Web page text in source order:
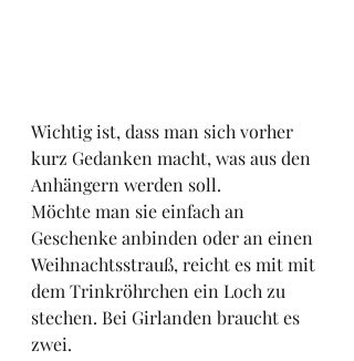
Wichtig ist, dass man sich vorher
kurz Gedanken macht, was aus den
Anhängern werden soll.
Möchte man sie einfach an
Geschenke anbinden oder an einen
Weihnachtsstrauß, reicht es mit mit
dem Trinkröhrchen ein Loch zu
stechen. Bei Girlanden braucht es
zwei.